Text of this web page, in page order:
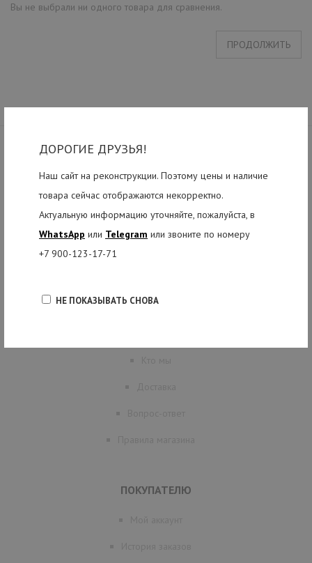
ДОРОГИЕ ДРУЗЬЯ!
Наш сайт на реконструкции. Поэтому цены и наличие
товара сейчас отображаются некорректно.
Актуальную информацию уточняйте, пожалуйста, в
WhatsApp или Telegram или звоните по номеру
+7 900-123-17-71
НЕ ПОКАЗЫВАТЬ СНОВА
Вы не выбрали ни одного товара для сравнения.
ПРОДОЛЖИТЬ
Интернет-магазин музыкальных инструментов и шоу-техники
работающий по всей России
ПОКУПАТЕЛЮ